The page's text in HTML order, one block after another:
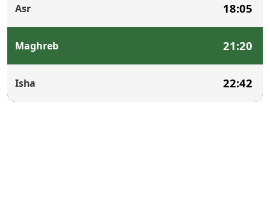
Asr 18:05
Maghreb 21:20
Isha 22:42